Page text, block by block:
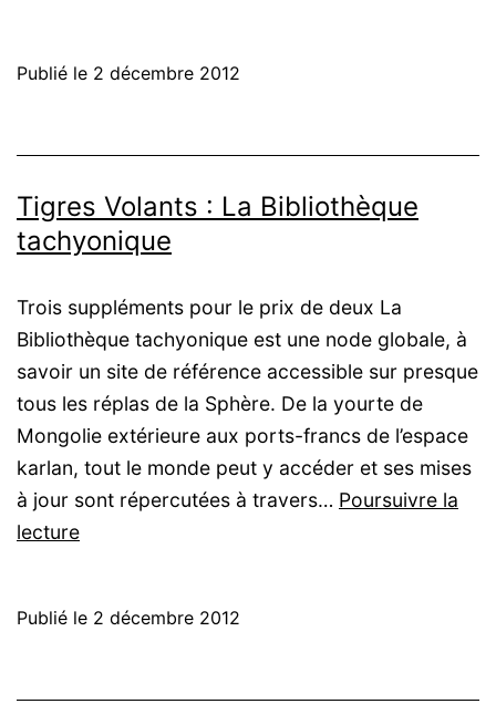
des
Publié le 2 décembre 2012
Tigres Volants : La Bibliothèque
tachyonique
Trois suppléments pour le prix de deux La
Bibliothèque tachyonique est une node globale, à
savoir un site de référence accessible sur presque
tous les réplas de la Sphère. De la yourte de
Mongolie extérieure aux ports-francs de l’espace
karlan, tout le monde peut y accéder et ses mises
à jour sont répercutées à travers… Poursuivre la
lectureTigres
La
Publié le 2 décembre 2012